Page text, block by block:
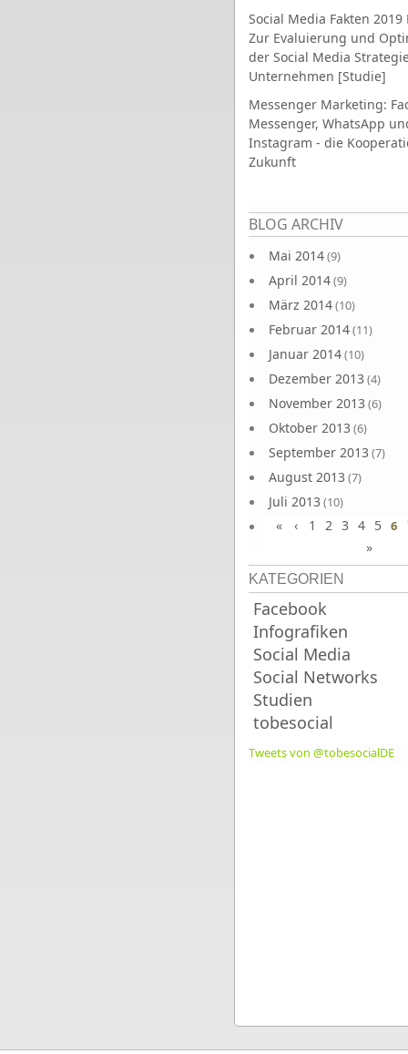
Social Media Fakten 2019
Zur Evaluierung und
der Social Media
Unternehmen [Studie]
Messenger Marketing:
Messenger, WhatsApp
Instagram - die
Zukunft
BLOG ARCHIV
Mai 2014(9)
April 2014(9)
März 2014(10)
Februar 2014(11)
Januar 2014(10)
Dezember 2013 (4)
November 2013 (6)
Oktober 2013 (6)
September 2013 (7)
August 2013 (7)
Juli 2013 (10)
Juni 2013(10)
Seiten
« ‹ 1 2 3 4 5 6
»
KATEGORIEN
Facebook
Infografiken
Social Media
Social Networks
Studien
tobesocial
Tweets von @tobesocialDE